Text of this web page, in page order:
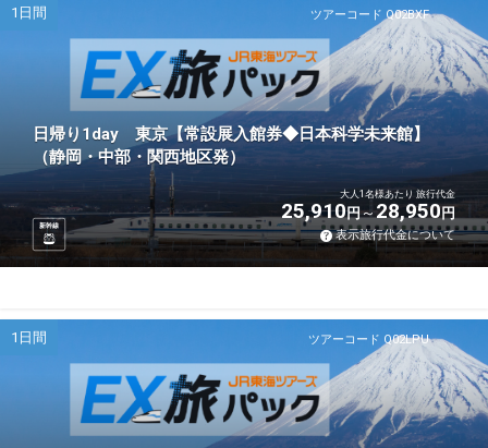
ツアーコード Q02BXF
1日間
日帰り1day 東京【常設展入館券◆日本科学未来館】
（静岡・中部・関西地区発）
新幹線
大人1名様あたり 旅行代金
25,910円 28,950円
表示旅行代金について
ツアーコード Q02LPU
1日間